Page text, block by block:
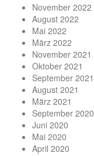
November 2022
August 2022
Mai 2022
März 2022
November 2021
Oktober 2021
September 2021
August 2021
März 2021
September 2020
Juni 2020
Mai 2020
April 2020